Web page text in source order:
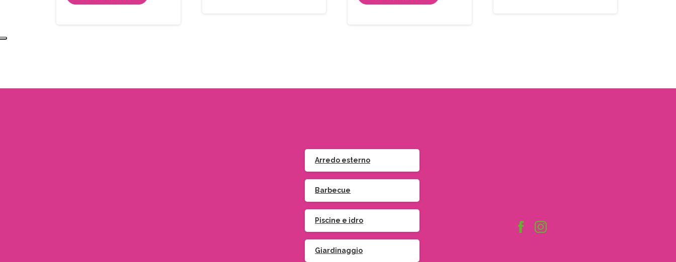
Arredo esterno
Barbecue
Piscine e idro
Giardinaggio